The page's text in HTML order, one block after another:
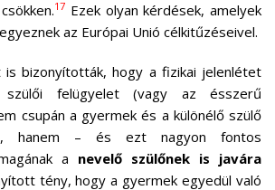
17 Ezek olyan kérdések, amelyek
az Európai Unió célkitűzéseivel.
is bizonyították, hogy a fizikai jelenlétet
szülői felügyelet (vagy az ésszerű
csupán a gyermek és a különélő szülő
hanem – és ezt nagyon fontos
a nevelő szülőnek is javára
tény, hogy a gyermek egyedül való